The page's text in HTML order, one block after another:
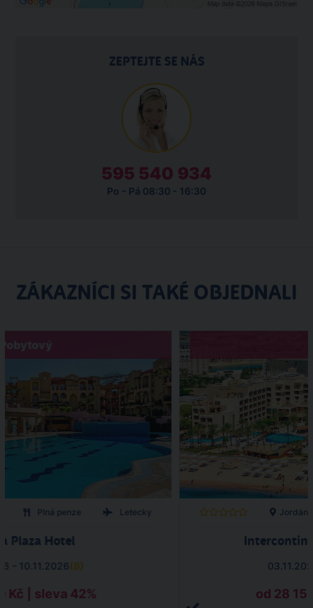
ZEPTEJTE SE NÁS
595 540 934
Po - Pá 08:30 - 16:30
ZÁKAZNÍCI SI TAKÉ OBJEDNALI
Plná penze Letecky
Plaza Hotel
- 10.11.2026(8)
Kč | sleva 42% od 28